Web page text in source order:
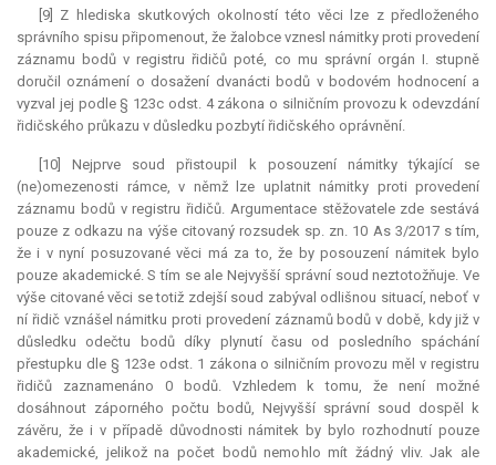
[9] Z hlediska skutkových okolností této věci lze z předloženého
správního spisu připomenout, že žalobce vznesl námitky proti provedení
záznamu bodů v registru řidičů poté, co mu správní orgán I. stupně
doručil oznámení o dosažení dvanácti bodů v bodovém hodnocení a
vyzval jej podle § 123c odst. 4 zákona o silničním provozu k odevzdání
řidičského průkazu v důsledku pozbytí řidičského oprávnění.
[10] Nejprve soud přistoupil k posouzení námitky týkající se
(ne)omezenosti rámce, v němž lze uplatnit námitky proti provedení
záznamu bodů v registru řidičů. Argumentace stěžovatele zde sestává
pouze z odkazu na výše citovaný rozsudek sp. zn. 10 As 3/2017 s tím,
že i v nyní posuzované věci má za to, že by posouzení námitek bylo
pouze akademické. S tím se ale Nejvyšší správní soud neztotožňuje. Ve
výše citované věci se totiž zdejší soud zabýval odlišnou situací, neboť v
ní řidič vznášel námitku proti provedení záznamů bodů v době, kdy již v
důsledku odečtu bodů díky plynutí času od posledního spáchání
přestupku dle § 123e odst. 1 zákona o silničním provozu měl v registru
řidičů zaznamenáno 0 bodů. Vzhledem k tomu, že není možné
dosáhnout záporného počtu bodů, Nejvyšší správní soud dospěl k
závěru, že i v případě důvodnosti námitek by bylo rozhodnutí pouze
akademické, jelikož na počet bodů nemohlo mít žádný vliv. Jak ale